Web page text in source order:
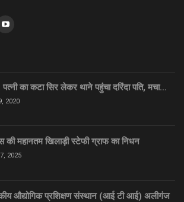
पत्नी का कटा सिर लेकर थाने पहुंचा दरिंदा पति, मचा…
2020
की महानतम खिलाड़ी स्टेफी ग्राफ का निधन
2025
औद्योगिक प्रशिक्षण संस्थान (आई टी आई) अलीगंज